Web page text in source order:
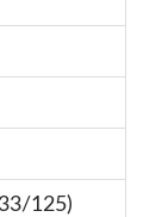
125)